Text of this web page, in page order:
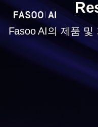
Fasoo AI의 제품 및